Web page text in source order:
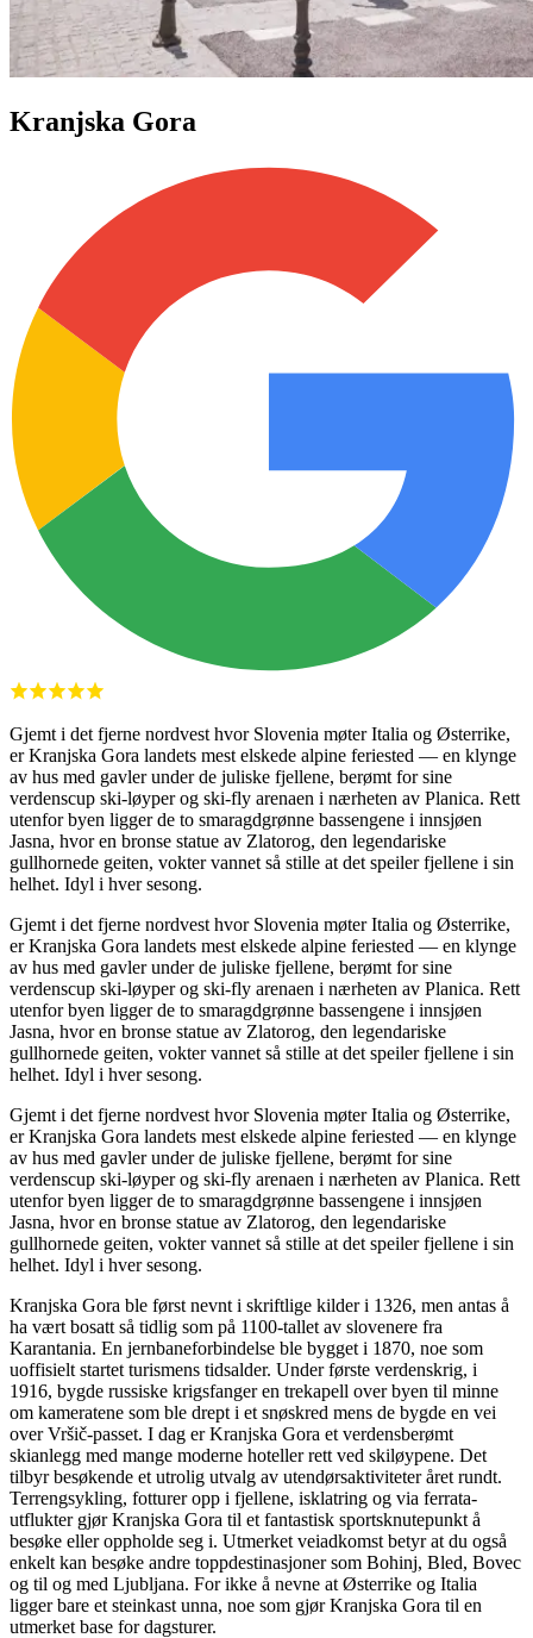
Kranjska Gora
Gjemt i det fjerne nordvest hvor Slovenia møter Italia og Østerrike,
er Kranjska Gora landets mest elskede alpine feriested — en klynge
av hus med gavler under de juliske fjellene, berømt for sine
verdenscup ski-løyper og ski-fly arenaen i nærheten av Planica. Rett
utenfor byen ligger de to smaragdgrønne bassengene i innsjøen
Jasna, hvor en bronse statue av Zlatorog, den legendariske
gullhornede geiten, vokter vannet så stille at det speiler fjellene i sin
helhet. Idyl i hver sesong.
Gjemt i det fjerne nordvest hvor Slovenia møter Italia og Østerrike,
er Kranjska Gora landets mest elskede alpine feriested — en klynge
av hus med gavler under de juliske fjellene, berømt for sine
verdenscup ski-løyper og ski-fly arenaen i nærheten av Planica. Rett
utenfor byen ligger de to smaragdgrønne bassengene i innsjøen
Jasna, hvor en bronse statue av Zlatorog, den legendariske
gullhornede geiten, vokter vannet så stille at det speiler fjellene i sin
helhet. Idyl i hver sesong.
Gjemt i det fjerne nordvest hvor Slovenia møter Italia og Østerrike,
er Kranjska Gora landets mest elskede alpine feriested — en klynge
av hus med gavler under de juliske fjellene, berømt for sine
verdenscup ski-løyper og ski-fly arenaen i nærheten av Planica. Rett
utenfor byen ligger de to smaragdgrønne bassengene i innsjøen
Jasna, hvor en bronse statue av Zlatorog, den legendariske
gullhornede geiten, vokter vannet så stille at det speiler fjellene i sin
helhet. Idyl i hver sesong.
Kranjska Gora ble først nevnt i skriftlige kilder i 1326, men antas å
ha vært bosatt så tidlig som på 1100-tallet av slovenere fra
Karantania. En jernbaneforbindelse ble bygget i 1870, noe som
uoffisielt startet turismens tidsalder. Under første verdenskrig, i
1916, bygde russiske krigsfanger en trekapell over byen til minne
om kameratene som ble drept i et snøskred mens de bygde en vei
over Vršič-passet. I dag er Kranjska Gora et verdensberømt
skianlegg med mange moderne hoteller rett ved skiløypene. Det
tilbyr besøkende et utrolig utvalg av utendørsaktiviteter året rundt.
Terrengsykling, fotturer opp i fjellene, isklatring og via ferrata-
utflukter gjør Kranjska Gora til et fantastisk sportsknutepunkt å
besøke eller oppholde seg i. Utmerket veiadkomst betyr at du også
enkelt kan besøke andre toppdestinasjoner som Bohinj, Bled, Bovec
og til og med Ljubljana. For ikke å nevne at Østerrike og Italia
ligger bare et steinkast unna, noe som gjør Kranjska Gora til en
utmerket base for dagsturer.